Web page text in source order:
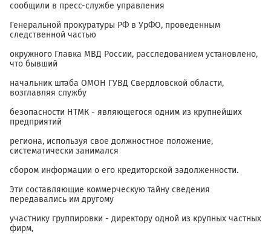
сообщили в пресс-службе управления
Генеральной прокуратуры РФ в УрФО, проведенным
следственной частью
окружного Главка МВД России, расследованием установлено,
что бывший
начальник штаба ОМОН ГУВД Свердловской области,
возглавляя службу
безопасности НТМК - являющегося одним из крупнейших
предприятий
региона, используя свое должностное положение,
систематически занимался
сбором информации о его кредиторской задолженности.
Эти составляющие коммерческую тайну сведения
передавались им другому
участнику группировки - директору одной из крупных частных
фирм,